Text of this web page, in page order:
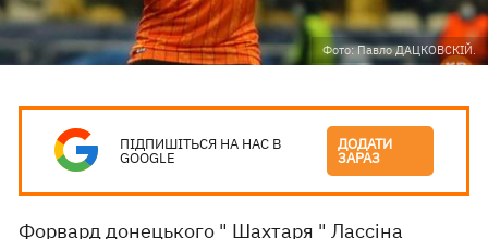
Фото: Павло ДАЦКОВСКІЙ.
ПІДПИШІТЬСЯ НА НАС В
GOOGLE
ДОДАТИ
ЗАРАЗ
Форвард донецького " Шахтаря " Лассіна